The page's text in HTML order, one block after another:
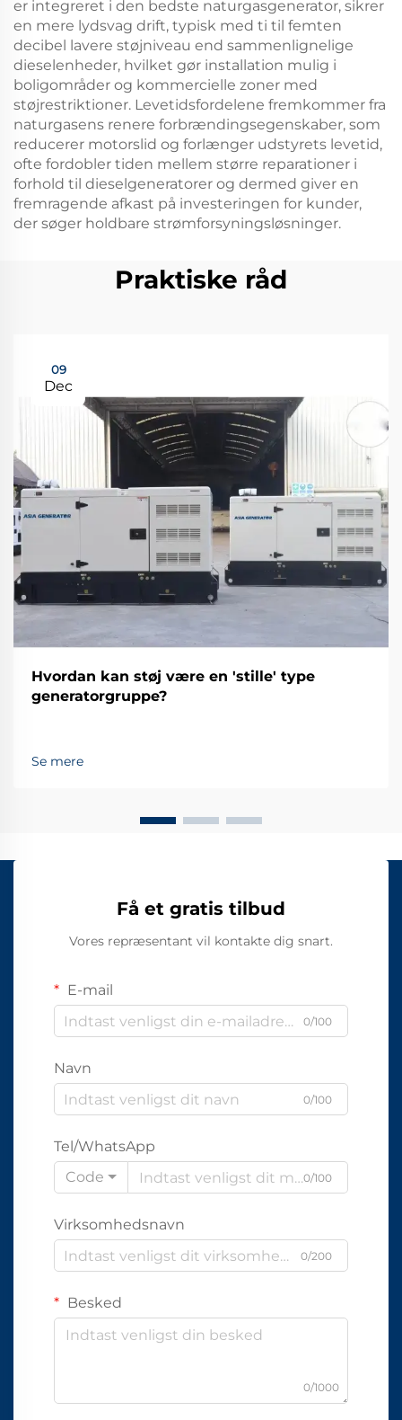
er integreret i den bedste naturgasgenerator, sikrer
en mere lydsvag drift, typisk med ti til femten
decibel lavere støjniveau end sammenlignelige
dieselenheder, hvilket gør installation mulig i
boligområder og kommercielle zoner med
støjrestriktioner. Levetidsfordelene fremkommer fra
naturgasens renere forbrændingsegenskaber, som
reducerer motorslid og forlænger udstyrets levetid,
ofte fordobler tiden mellem større reparationer i
forhold til dieselgeneratorer og dermed giver en
fremragende afkast på investeringen for kunder,
der søger holdbare strømforsyningsløsninger.
Praktiske råd
09
Dec
Hvordan kan støj være en 'stille' type
generatorgruppe?
Se mere
Få et gratis tilbud
Vores repræsentant vil kontakte dig snart.
E-mail
0/100
Navn
0/100
Tel/WhatsApp
Code
0/100
Virksomhedsnavn
0/200
Besked
0/1000